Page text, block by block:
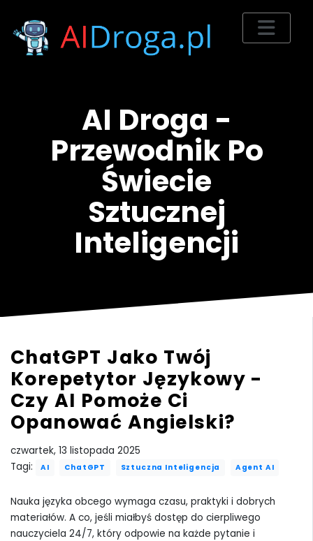
AI Droga -
Przewodnik Po
Świecie
Sztucznej
Inteligencji
ChatGPT Jako Twój
Korepetytor Językowy -
Czy AI Pomoże Ci
Opanować Angielski?
czwartek, 13 listopada 2025
Tagi:
AI ChatGPT Sztuczna Inteligencja Agent AI
Nauka języka obcego wymaga czasu, praktyki i dobrych
materiałów. A co, jeśli miałbyś dostęp do cierpliwego
nauczyciela 24/7, który odpowie na każde pytanie i